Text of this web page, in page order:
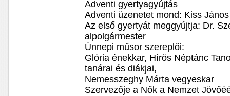
Adventi gyertyagyújtás
Adventi üzenetet mond: Kiss
Az első gyertyát meggyújtja: Dr.
alpolgármester
Ünnepi műsor szereplői:
Glória énekkar, Hírös Néptánc
tanárai és diákjai,
Nemesszeghy Márta vegyeskar
Szervezője a Nők a Nemzet